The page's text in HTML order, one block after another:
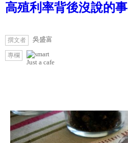
高殖利率背後沒說的事
撰文者 吳盛富
專欄
Just a cafe